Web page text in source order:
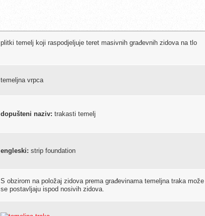
plitki temelj koji raspodjeljuje teret masivnih građevnih zidova na tlo
temeljna vrpca
dopušteni naziv: trakasti temelj
engleski: strip foundation
S obzirom na položaj zidova prema građevinama temeljna traka
se postavljaju ispod nosivih zidova.